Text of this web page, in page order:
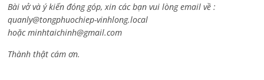
Bài vở và ý kiến đóng góp, xin các bạn vui lòng email về :
quanly@tongphuochiep-vinhlong.local
hoặcminhtaichinh@gmail.com
Thành thật cám ơn.